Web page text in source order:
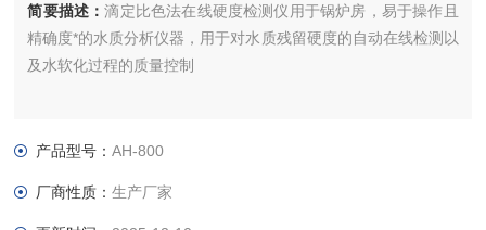
简要描述：滴定比色法在线硬度检测仪用于锅炉房，易于操作且
精确度*的水质分析仪器，用于对水质残留硬度的自动在线检测以
及水软化过程的质量控制
产品型号：AH-800
厂商性质：生产厂家